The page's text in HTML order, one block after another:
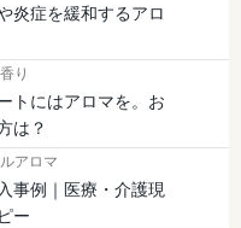
炎症を緩和するアロ
り
トにはアロマを。お
は？
アロマ
事例｜医療・介護現
ー